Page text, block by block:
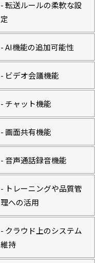
- 転送ルールの柔軟な設
定
- AI機能の追加可能性
- ビデオ会議機能
- チャット機能
- 画面共有機能
- 音声通話録音機能
- トレーニングや品質管
理への活用
- クラウド上のシステム
維持